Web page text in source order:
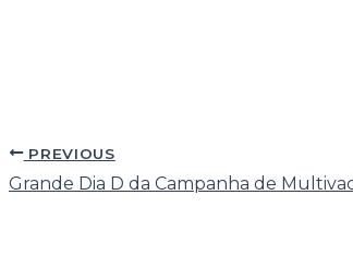
PREVIOUS
Grande Dia D da Campanha de